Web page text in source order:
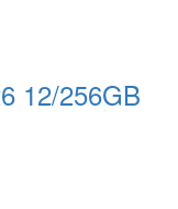
12/256GB